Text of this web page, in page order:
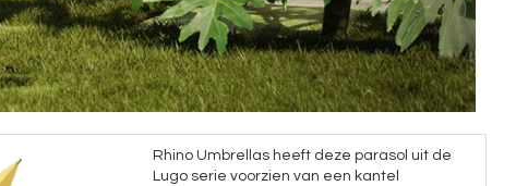
Rhino Umbrellas heeft deze parasol uit de
Lugo serie voorzien van een kantel